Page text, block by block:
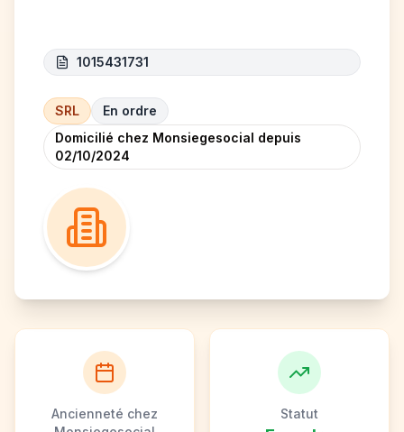
1015431731
SRL
En ordre
Domicilié chez Monsiegesocial depuis
02/10/2024
Ancienneté chez
Statut